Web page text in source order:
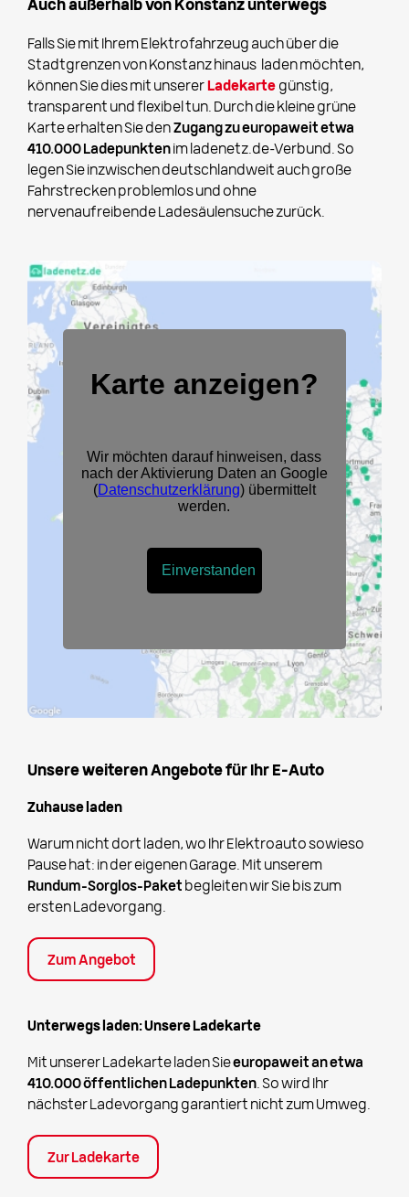
Auch außerhalb von Konstanz unterwegs
Falls Sie mit Ihrem Elektrofahrzeug auch über die
Stadtgrenzen von Konstanz hinaus laden möchten,
können Sie dies mit unserer Ladekarte günstig,
transparent und flexibel tun. Durch die kleine grüne
Karte erhalten Sie denZugang zu europaweit etwa
410.000 Ladepunktenim ladenetz.de-Verbund. So
legen Sie inzwischen deutschlandweit auch große
Fahrstrecken problemlos und ohne
nervenaufreibende Ladesäulensuche zurück.
Unsere weiteren Angebote für Ihr E-Auto
Zuhause laden
Warum nicht dort laden, wo Ihr Elektroauto sowieso
Pause hat: in der eigenen Garage. Mit unserem
Rundum-Sorglos-Paket begleiten wir Sie bis zum
ersten Ladevorgang.
Zum Angebot
Unterwegs laden: Unsere Ladekarte
Mit unserer Ladekarte laden Sieeuropaweit an etwa
410.000 öffentlichen Ladepunkten. So wird Ihr
nächster Ladevorgang garantiert nicht zum Umweg.
Zur Ladekarte